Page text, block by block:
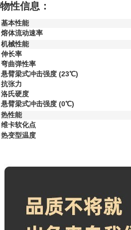
物性信息：
基本性能
熔体流动速率
机械性能
伸长率
弯曲弹性率
悬臂梁式冲击强度 (23℃)
抗张力
洛氏硬度
悬臂梁式冲击强度 (0℃)
热性能
维卡软化点
热变型温度